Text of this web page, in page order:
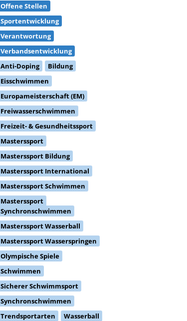
Offene Stellen
Sportentwicklung
Verantwortung
Verbandsentwicklung
Anti-Doping
Bildung
Eisschwimmen
Europameisterschaft (EM)
Freiwasserschwimmen
Freizeit- & Gesundheitssport
Masterssport
Masterssport Bildung
Masterssport International
Masterssport Schwimmen
Masterssport
Synchronschwimmen
Masterssport Wasserball
Masterssport Wasserspringen
Olympische Spiele
Schwimmen
Sicherer Schwimmsport
Synchronschwimmen
Trendsportarten
Wasserball